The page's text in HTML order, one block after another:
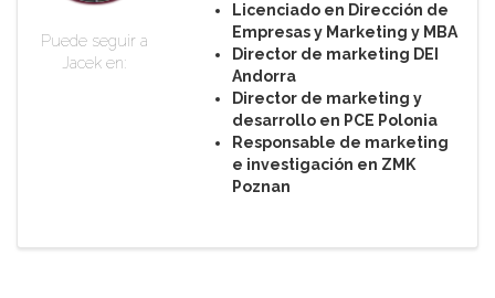
Puede seguir a
Jacek en:
Licenciado en Dirección de
Empresas y Marketing y MBA
Director de marketing DEI
Andorra
Director de marketing y
desarrollo en PCE Polonia
Responsable de marketing
e investigación en ZMK
Poznan